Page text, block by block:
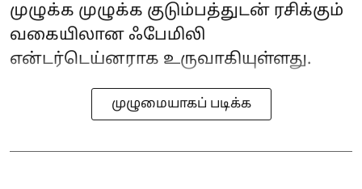
முழுக்க முழுக்க குடும்பத்துடன் ரசிக்கும்
வகையிலான ஃபேமிலி
என்டர்டெய்னராக உருவாகியுள்ளது.
முழுமையாகப் படிக்க